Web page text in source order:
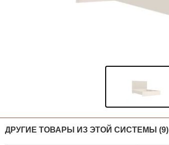
ДРУГИЕ ТОВАРЫ ИЗ ЭТОЙ СИСТЕМЫ (9)